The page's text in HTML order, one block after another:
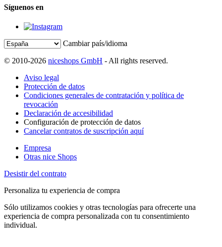
Síguenos en
Cambiar país/idioma
© 2010-2026 niceshops GmbH - All rights reserved.
Aviso legal
Protección de datos
Condiciones generales de contratación y política de
revocación
Declaración de accesibilidad
Configuración de protección de datos
Cancelar contratos de suscripción aquí
Empresa
Otras nice Shops
Desistir del contrato
Personaliza tu experiencia de compra
Sólo utilizamos cookies y otras tecnologías para ofrecerte una
experiencia de compra personalizada con tu consentimiento
individual.